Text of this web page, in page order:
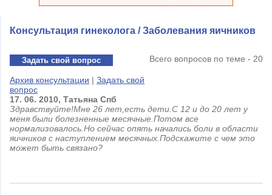
Консультация гинеколога / Заболевания яичников
Задать свой вопрос Всего вопросов по теме - 20
Архив консультации | Задать свой
вопрос
17. 06. 2010, Татьяна Спб
Здравствуйте!Мне 26 лет,есть дети.С 12 и до 20 лет у
меня были болезненные месячные.Потом все
нормализовалось.Но сейчас опять начались боли в области
яичников с наступлением месячных.Подскажите с чем это
может быть связано?